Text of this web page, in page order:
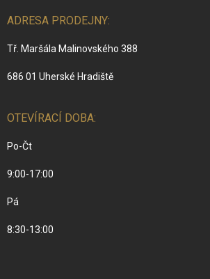
ADRESA PRODEJNY:
Tř. Maršála Malinovského 388
686 01 Uherské Hradiště
OTEVÍRACÍ DOBA:
Po-Čt
9:00-17:00
Pá
8:30-13:00